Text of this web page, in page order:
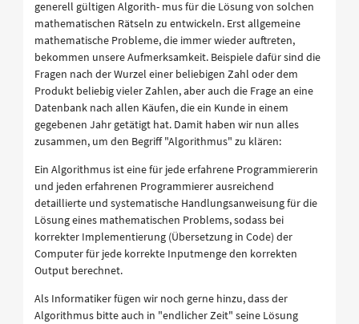
generell gültigen Algorith- mus für die Lösung von solchen
mathematischen Rätseln zu entwickeln. Erst allgemeine
mathematische Probleme, die immer wieder auftreten,
bekommen unsere Aufmerksamkeit. Beispiele dafür sind die
Fragen nach der Wurzel einer beliebigen Zahl oder dem
Produkt beliebig vieler Zahlen, aber auch die Frage an eine
Datenbank nach allen Käufen, die ein Kunde in einem
gegebenen Jahr getätigt hat. Damit haben wir nun alles
zusammen, um den Begriff "Algorithmus" zu klären:
Ein Algorithmus ist eine für jede erfahrene Programmiererin
und jeden erfahrenen Programmierer ausreichend
detaillierte und systematische Handlungsanweisung für die
Lösung eines mathematischen Problems, sodass bei
korrekter Implementierung (Übersetzung in Code) der
Computer für jede korrekte Inputmenge den korrekten
Output berechnet.
Als Informatiker fügen wir noch gerne hinzu, dass der
Algorithmus bitte auch in "endlicher Zeit" seine Lösung